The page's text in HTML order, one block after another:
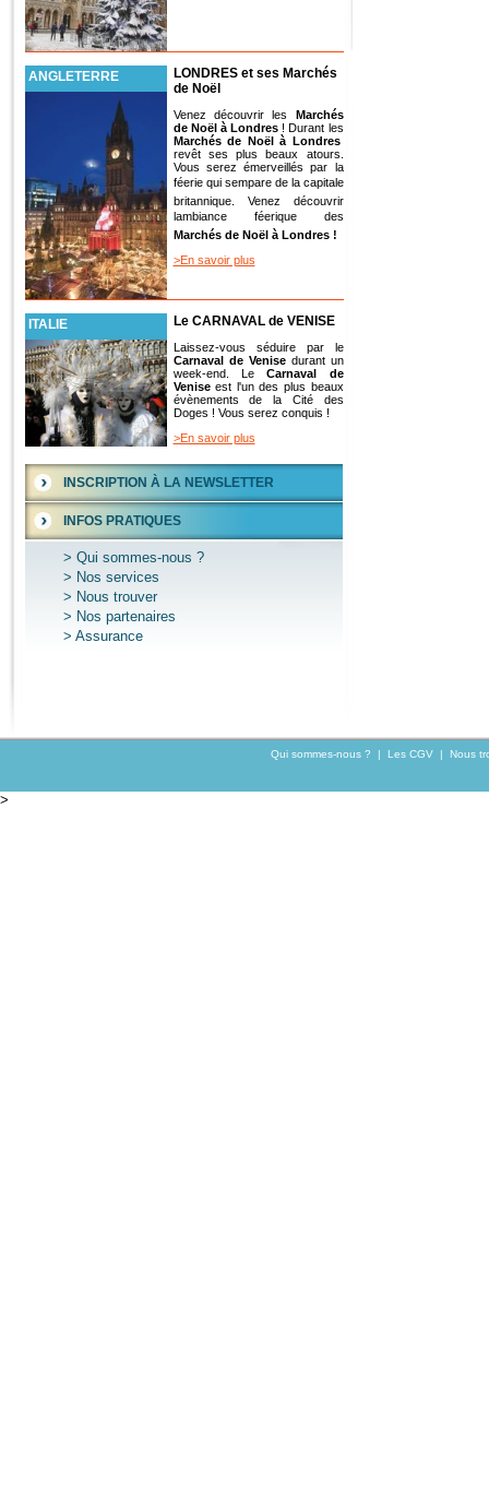
ANGLETERRE
LONDRES et ses Marchés
de Noël
Venez découvrir les Marchés
de Noël à Londres ! Durant les
Marchés de Noël à Londres
revêt ses plus beaux atours.
Vous serez émerveillés par la
féerie qui sempare de la capitale
britannique. Venez découvrir
lambiance féerique des
Marchés de Noël à Londres !
>En savoir plus
ITALIE Le CARNAVAL de VENISE
Laissez-vous séduire par le
Carnaval de Venisedurant un
week-end. LeCarnaval de
Veniseest l'un des plus beaux
évènements de la Cité des
Doges ! Vous serez conquis !
>En savoir plus
INSCRIPTION À LA NEWSLETTER
INFOS PRATIQUES
Qui sommes-nous ?
Nos services
Nous trouver
Nos partenaires
Assurance
Qui sommes-nous ? | Les CGV | Nous
>